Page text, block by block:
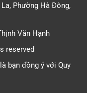
Phường Hà Đông,
Văn Hạnh
reserved
bạn đồng ý với Quy